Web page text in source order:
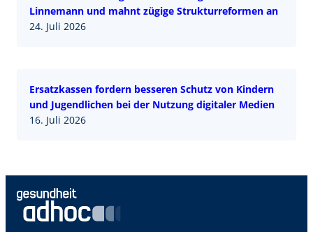
Linnemann und mahnt zügige Strukturreformen an
24. Juli 2026
Ersatzkassen fordern besseren Schutz von Kindern
und Jugendlichen bei der Nutzung digitaler Medien
16. Juli 2026